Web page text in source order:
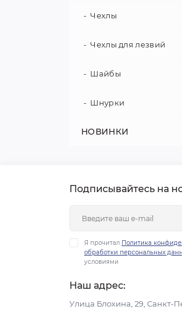
Чехлы
Чехлы для лезвий
Шайбы
Шнурки
НОВИНКИ
Подписывайтесь на
Я прочитал Политика
обработки персональных
условиями
Наш адрес:
Улица Блохина, 29, Санкт-